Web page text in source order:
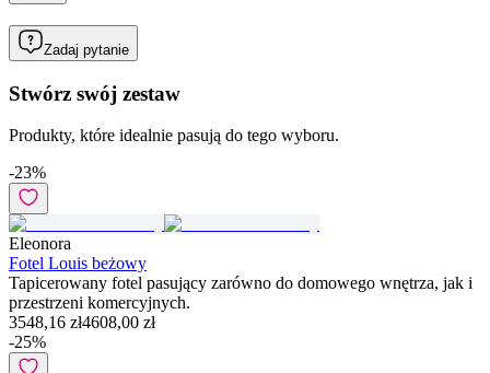
Zadaj pytanie
Stwórz swój zestaw
Produkty, które idealnie pasują do tego wyboru.
-23%
Eleonora
Fotel Louis beżowy
Tapicerowany fotel pasujący zarówno do domowego wnętrza, jak i
przestrzeni komercyjnych.
3548,16 zł4608,00 zł
-25%